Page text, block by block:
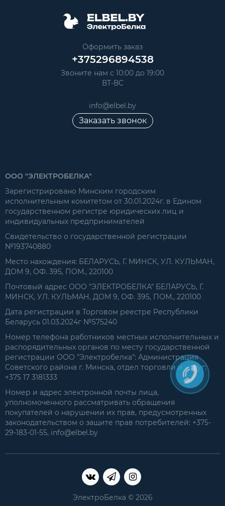
Оформить заказ
+375296894538
Звоните нам с 10:00 до 19:00
ВТ-ВС
info@elbel.by
Заказать звонок
ООО "ЭЛЕКТРОБЕЛКА"
Зарегистрировано Минским городским
исполнительным комитетом от 30.01.2024г. в Едином
государственном регистре юридических лиц и
индивидуальных предпринимателей
Свидетельство о государственной регистрации
№193740880
Место нахождения: БЕЛАРУСЬ, Г. МИНСК, УЛ. КУЛЬМАН,
ДОМ 9, ОФ. 395, ПОМ., 220100
Почтовый адрес ООО "ЭЛЕКТРОБЕЛКА" БЕЛАРУСЬ, Г.
МИНСК, УЛ. КУЛЬМАН, ДОМ 9, ОФ. 395, ПОМ., 220100
Дата регистрации в Торговом реестре Республики
Беларусь 01.03.2024г №575240
Номер телефона работников местных исполнительных и
распорядительных органов по месту государственной
регистрации ООО "Электробелка": Администрация
Советского района г. Минска, отдел торговли и услуг:
+375 17 3181333
Номер и адрес электронной почты лица,
уполномоченного рассматривать обращения
покупателей о нарушении их прав, предусмотренных
законодательством о защите прав потребителей: +375-
29-183-01-55, info@elbel.by
ЭлектроБелка © 2026